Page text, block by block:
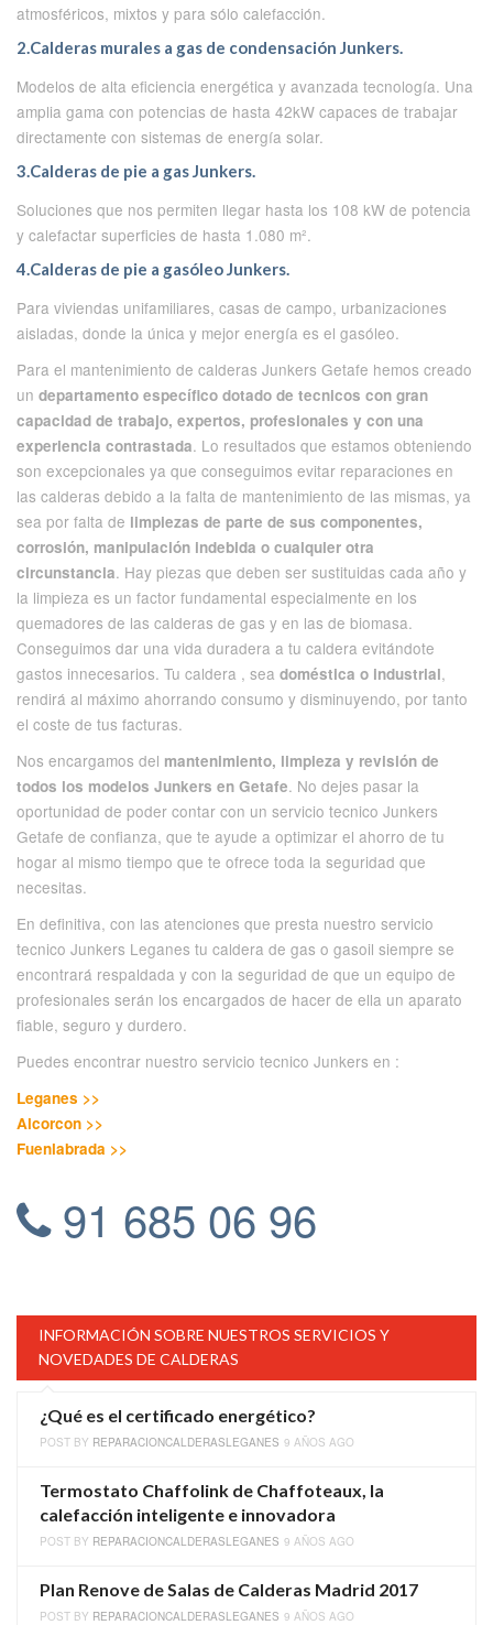
atmosféricos, mixtos y para sólo calefacción.
2.Calderas murales a gas de condensación Junkers.
Modelos de alta eficiencia energética y avanzada tecnología. Una
amplia gama con potencias de hasta 42kW capaces de trabajar
directamente con sistemas de energía solar.
3.Calderas de pie a gas Junkers.
Soluciones que nos permiten llegar hasta los 108 kW de potencia
y calefactar superficies de hasta 1.080 m².
4.Calderas de pie a gasóleo Junkers.
Para viviendas unifamiliares, casas de campo, urbanizaciones
aisladas, donde la única y mejor energía es el gasóleo.
Para el mantenimiento de calderas Junkers Getafe hemos creado
un departamento específico dotado de tecnicos con gran
capacidad de trabajo, expertos, profesionales y con una
experiencia contrastada. Lo resultados que estamos obteniendo
son excepcionales ya que conseguimos evitar reparaciones en
las calderas debido a la falta de mantenimiento de las mismas, ya
sea por falta de limpiezas de parte de sus componentes,
corrosión, manipulación indebida o cualquier otra
circunstancia. Hay piezas que deben ser sustituidas cada año y
la limpieza es un factor fundamental especialmente en los
quemadores de las calderas de gas y en las de biomasa.
Conseguimos dar una vida duradera a tu caldera evitándote
gastos innecesarios. Tu caldera , sea doméstica o industrial,
rendirá al máximo ahorrando consumo y disminuyendo, por tanto
el coste de tus facturas.
Nos encargamos del mantenimiento, limpieza y revisión de
todos los modelos Junkers en Getafe. No dejes pasar la
oportunidad de poder contar con un servicio tecnico Junkers
Getafe de confianza, que te ayude a optimizar el ahorro de tu
hogar al mismo tiempo que te ofrece toda la seguridad que
necesitas.
En definitiva, con las atenciones que presta nuestro servicio
tecnico Junkers Leganes tu caldera de gas o gasoil siempre se
encontrará respaldada y con la seguridad de que un equipo de
profesionales serán los encargados de hacer de ella un aparato
fiable, seguro y durdero.
Puedes encontrar nuestro servicio tecnico Junkers en :
Leganes >>
Alcorcon >>
Fuenlabrada >>
91 685 06 96
INFORMACIÓN SOBRE NUESTROS SERVICIOS Y
NOVEDADES DE CALDERAS
¿Qué es el certificado energético?
POST BY REPARACIONCALDERASLEGANES 9 AÑOS AGO
Termostato Chaffolink de Chaffoteaux, la
calefacción inteligente e innovadora
POST BY REPARACIONCALDERASLEGANES 9 AÑOS AGO
Plan Renove de Salas de Calderas Madrid 2017
POST BY REPARACIONCALDERASLEGANES 9 AÑOS AGO